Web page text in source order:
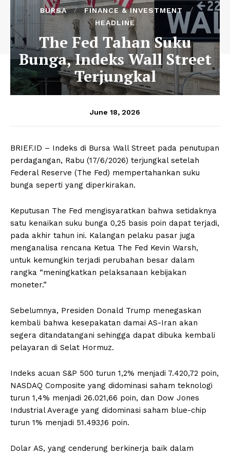
BURSA
FINANCE & INVESTMENT
HEADLINE
The Fed Tahan Suku
Bunga, Indeks Wall Street
Terjungkal
June 18, 2026
BRIEF.ID – Indeks di Bursa Wall Street pada penutupan
perdagangan, Rabu (17/6/2026) terjungkal setelah
Federal Reserve (The Fed) mempertahankan suku
bunga seperti yang diperkirakan.
Keputusan The Fed mengisyaratkan bahwa setidaknya
satu kenaikan suku bunga 0,25 basis poin dapat terjadi,
pada akhir tahun ini. Kalangan pelaku pasar juga
menganalisa rencana Ketua The Fed Kevin Warsh,
untuk kemungkin terjadi perubahan besar dalam
rangka “meningkatkan pelaksanaan kebijakan
moneter.”
Sebelumnya, Presiden Donald Trump menegaskan
kembali bahwa kesepakatan damai AS-Iran akan
segera ditandatangani sehingga dapat dibuka kembali
pelayaran di Selat Hormuz.
Indeks acuan S&P 500 turun 1,2% menjadi 7.420,72 poin,
NASDAQ Composite yang didominasi saham teknologi
turun 1,4% menjadi 26.021,66 poin, dan Dow Jones
Industrial Average yang didominasi saham blue-chip
turun 1% menjadi 51.493,16 poin.
Dolar AS, yang cenderung berkinerja baik dalam